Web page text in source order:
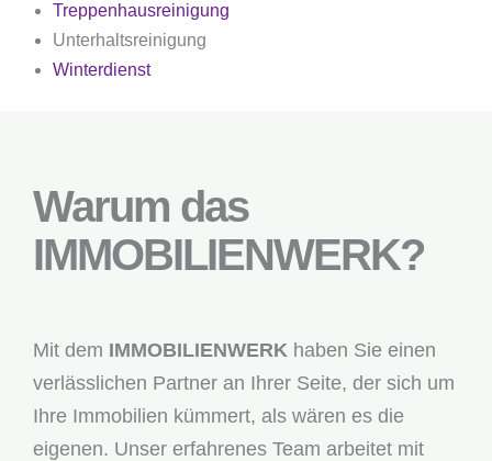
Treppenhausreinigung
Unterhaltsreinigung
Winterdienst
Warum das
IMMOBILIENWERK?
Mit dem IMMOBILIENWERK haben Sie einen
verlässlichen Partner an Ihrer Seite, der sich um
Ihre Immobilien kümmert, als wären es die
eigenen. Unser erfahrenes Team arbeitet mit